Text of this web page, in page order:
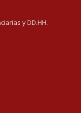
y DD.HH.